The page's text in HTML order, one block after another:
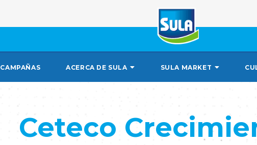
CAMPAÑAS ACERCA DE SULA SULA MARKET
Ceteco